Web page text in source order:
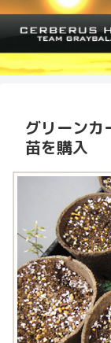
グリーンカ
苗を購入